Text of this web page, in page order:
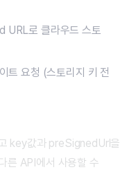
URL로 클라우드 스토
트 요청 (스토리지 키 전
key값과 preSignedUrl을
른 API에서 사용할 수